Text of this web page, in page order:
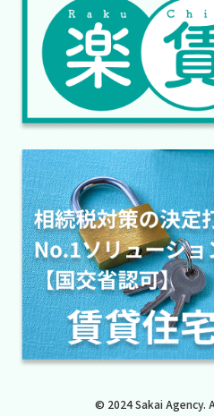
© 2024 Sakai Agency.